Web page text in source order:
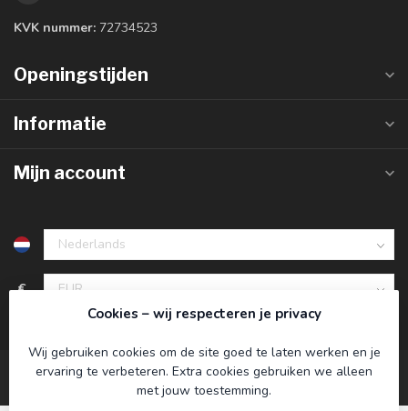
KVK nummer: 72734523
Openingstijden
Informatie
Mijn account
€
Cookies – wij respecteren je privacy
Wij gebruiken cookies om de site goed te laten werken en je
ervaring te verbeteren. Extra cookies gebruiken we alleen
met jouw toestemming.